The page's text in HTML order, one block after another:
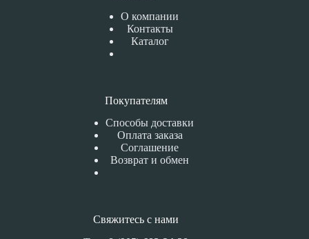
О компании
Контакты
Каталог
Покупателям
Способы доставки
Оплата заказа
Соглашение
Возврат и обмен
Свяжитесь с нами